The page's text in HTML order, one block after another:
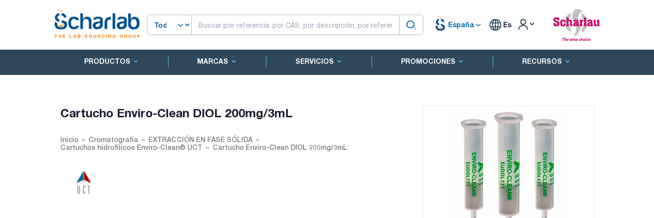
España Es
PRODUCTOS MARCAS SERVICIOS PROMOCIONES RECURSOS
Cartucho Enviro-Clean DIOL 200mg/3mL
Inicio Cromatografía
EXTRACCIÓN EN FASE SÓLIDA
Cartuchos hidrofílicos Enviro-Clean® UCT
Cartucho Enviro-Clean DIOL 200mg/3mL